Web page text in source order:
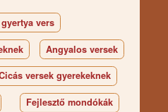
vers
Angyalos versek
versek gyerekeknek
Fejlesztő mondókák